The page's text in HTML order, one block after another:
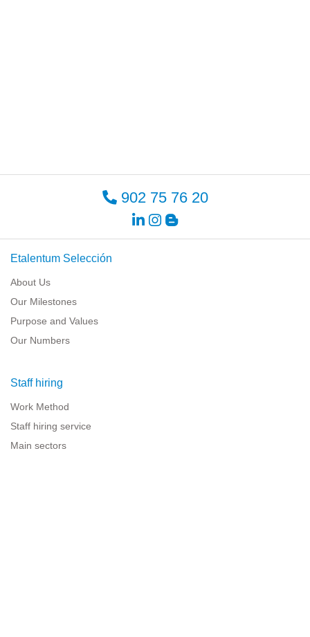
902 75 76 20
Etalentum Selección
About Us
Our Milestones
Purpose and Values
Our Numbers
Staff hiring
Work Method
Staff hiring service
Main sectors